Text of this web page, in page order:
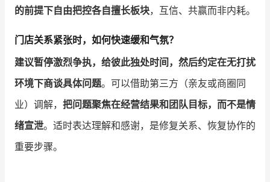
的前提下自由把控各自擅长板块，互信、共赢而非内耗。
门店关系紧张时，如何快速缓和气氛？
建议暂停激烈争执，给彼此独处时间，然后约定在无打扰
环境下商谈具体问题。可以借助第三方（亲友或商圈同
业）调解， 把问题聚焦在经营结果和团队目标，而不是情
绪宣泄。适时表达理解和感谢，是修复关系、恢复协作的
重要步骤。